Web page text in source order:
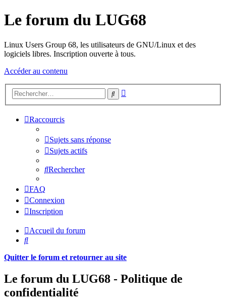
Le forum du LUG68
Linux Users Group 68, les utilisateurs de GNU/Linux et des
logiciels libres. Inscription ouverte à tous.
Accéder au contenu
Rechercher
Raccourcis
Sujets sans réponse
Sujets actifs
Rechercher
FAQ
Connexion
Inscription
Accueil du forum
Rechercher
Quitter le forum et retourner au site
Le forum du LUG68 - Politique de
confidentialité